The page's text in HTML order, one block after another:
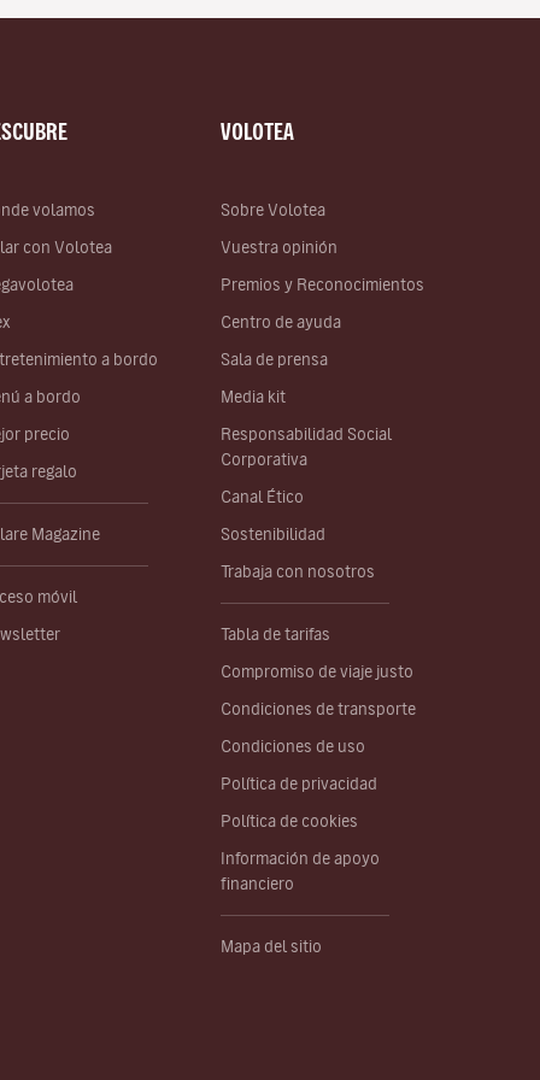
volamos
con Volotea
a bordo
a bordo
precio
regalo
Magazine
móvil
VOLOTEA
Sobre Volotea
Vuestra opinión
Premios y Reconocimientos
Centro de ayuda
Sala de prensa
Media kit
Responsabilidad Social
Corporativa
Canal Ético
Sostenibilidad
Trabaja con nosotros
Tabla de tarifas
Compromiso de viaje justo
Condiciones de transporte
Condiciones de uso
Política de privacidad
Política de cookies
Información de apoyo
financiero
Mapa del sitio